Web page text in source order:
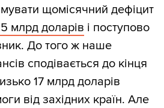
щомісячний дефіцит
млрд доларів і поступово
До того ж наше
сподівається до кінця
17 млрд доларів
від західних країн. Але